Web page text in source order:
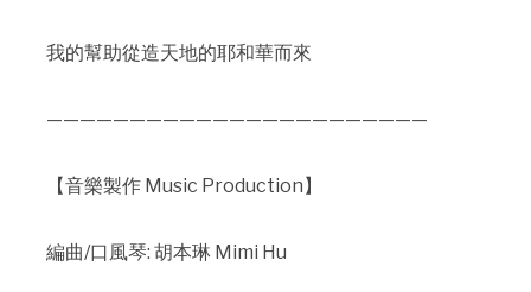
我的幫助從造天地的耶和華而來
————————————————————­­———­­
【音樂製作 Music Production】
編曲/口風琴: 胡本琳 Mimi Hu